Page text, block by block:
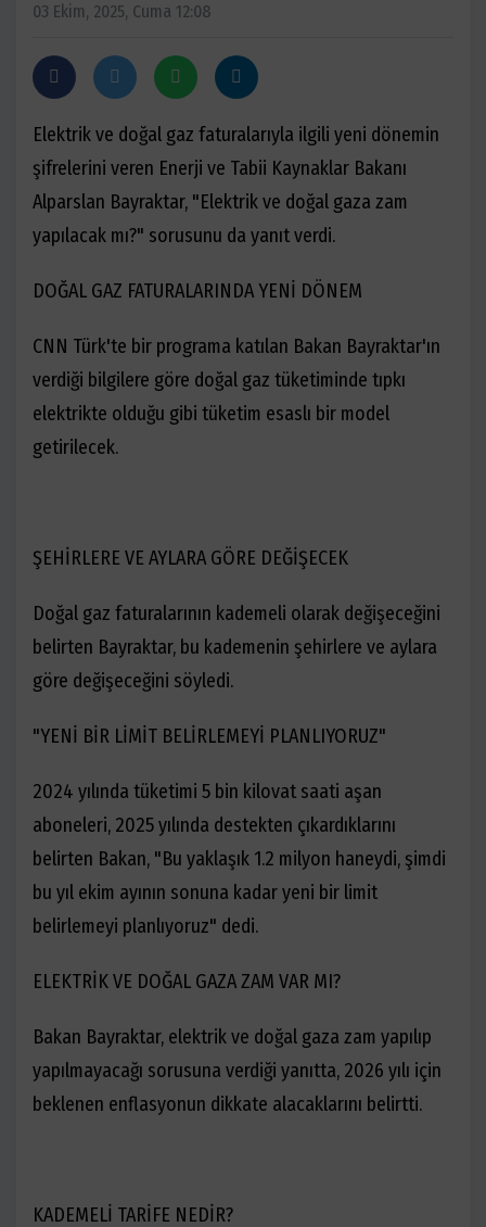
03 Ekim, 2025, Cuma 12:08
Elektrik ve doğal gaz faturalarıyla ilgili yeni dönemin
şifrelerini veren Enerji ve Tabii Kaynaklar Bakanı
Alparslan Bayraktar, "Elektrik ve doğal gaza zam
yapılacak mı?" sorusunu da yanıt verdi.
DOĞAL GAZ FATURALARINDA YENİ DÖNEM
CNN Türk'te bir programa katılan Bakan Bayraktar'ın
verdiği bilgilere göre doğal gaz tüketiminde tıpkı
elektrikte olduğu gibi tüketim esaslı bir model
getirilecek.
ŞEHİRLERE VE AYLARA GÖRE DEĞİŞECEK
Doğal gaz faturalarının kademeli olarak değişeceğini
belirten Bayraktar, bu kademenin şehirlere ve aylara
göre değişeceğini söyledi.
"YENİ BİR LİMİT BELİRLEMEYİ PLANLIYORUZ"
2024 yılında tüketimi 5 bin kilovat saati aşan
aboneleri, 2025 yılında destekten çıkardıklarını
belirten Bakan, "Bu yaklaşık 1.2 milyon haneydi, şimdi
bu yıl ekim ayının sonuna kadar yeni bir limit
belirlemeyi planlıyoruz" dedi.
ELEKTRİK VE DOĞAL GAZA ZAM VAR MI?
Bakan Bayraktar, elektrik ve doğal gaza zam yapılıp
yapılmayacağı sorusuna verdiği yanıtta, 2026 yılı için
beklenen enflasyonun dikkate alacaklarını belirtti.
KADEMELİ TARİFE NEDİR?